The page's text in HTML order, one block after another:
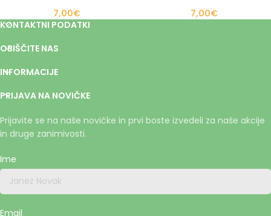
7,00€
7,00€
KONTAKTNI PODATKI
OBIŠČITE NAS
INFORMACIJE
PRIJAVA NA NOVIČKE
Prijavite se na naše novičke in prvi boste izvedeli za naše akcije
in druge zanimivosti.
Ime
Email